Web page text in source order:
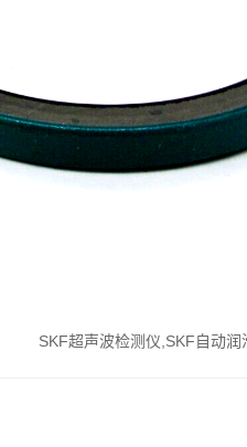
SKF超声波检测仪,SKF自动